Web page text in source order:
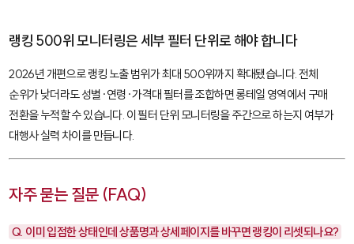
랭킹 500위 모니터링은 세부 필터 단위로 해야 합니다
2026년 개편으로 랭킹 노출 범위가 최대 500위까지 확대됐습니다. 전체
순위가 낮더라도 성별·연령·가격대 필터를 조합하면 롱테일 영역에서 구매
전환을 누적할 수 있습니다. 이 필터 단위 모니터링을 주간으로 하는지 여부가
대행사 실력 차이를 만듭니다.
자주 묻는 질문 (FAQ)
Q. 이미 입점한 상태인데 상품명과 상세페이지를 바꾸면 랭킹이 리셋되나요?